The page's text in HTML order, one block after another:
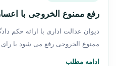
رفع ممنوع الخروجی با
دیوان عدالت اداری با ارائه حکم
ممنوع الخروجی رفع می شود با
ادامه مطلب